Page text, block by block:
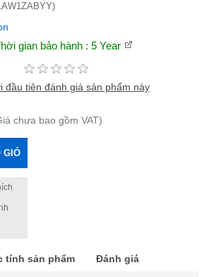
gian bảo hành : 5 Year
đầu tiên đánh giá sản phẩm này
chưa bao gồm VAT)
GIỎ
tính sản phẩm Đánh giá